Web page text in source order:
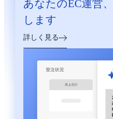
あなたのEC運営、
します
詳しく見る